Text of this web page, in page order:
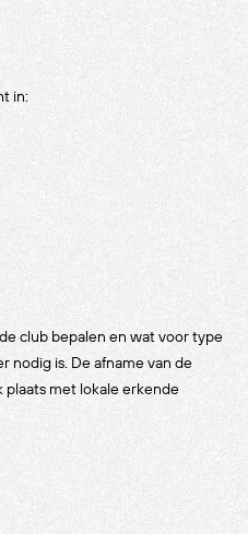
in:
club bepalen en wat voor type
nodig is. De afname van de
met lokale erkende